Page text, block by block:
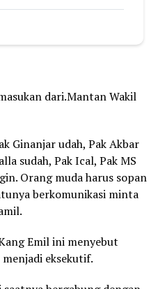
dari.Mantan Wakil
Ginanjar udah, Pak Akbar
sudah, Pak Ical, Pak MS
Orang muda harus sopan
berkomunikasi minta
Emil ini menyebut
eksekutif.